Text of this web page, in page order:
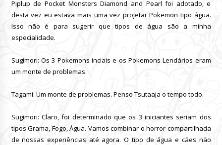
Piplup de Pocket Monsters Diamond and Pearl foi adotado, e
desta vez eu estava mais uma vez projetar Pokemon tipo água.
Isso não é para sugerir que tipos de água são a minha
especialidade.
Sugimori: Os 3 Pokemons inciais e os Pokemons Lendários eram
um monte de problemas.
Tagami: Um monte de problemas. Penso Tsutaaja o tempo todo.
Sugimori: Claro, foi determinado que os 3 iniciantes seriam dos
tipos Grama, Fogo, Água. Vamos combinar o horror compartilhada
de nossas experiências até agora.O tipo de água e cães não